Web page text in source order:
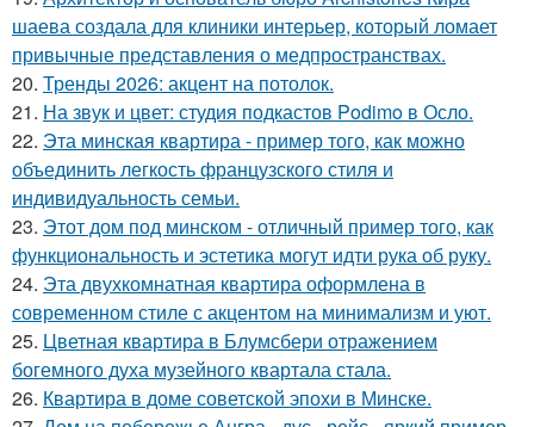
шаева создала для клиники интерьер, который ломает
привычные представления о медпространствах.
20. Тренды 2026: акцент на потолок.
21. На звук и цвет: студия подкастов Podimo в Осло.
22. Эта минская квартира - пример того, как можно
объединить легкость французского стиля и
индивидуальность семьи.
23. Этот дом под минском - отличный пример того, как
функциональность и эстетика могут идти рука об руку.
24. Эта двухкомнатная квартира оформлена в
современном стиле с акцентом на минимализм и уют.
25. Цветная квартира в Блумсбери отражением
богемного духа музейного квартала стала.
26. Квартира в доме советской эпохи в Минске.